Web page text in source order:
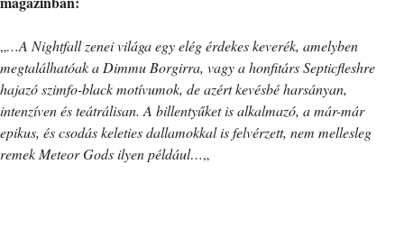
„…A Nightfall zenei világa egy elég érdekes keverék, amelyben
megtalálhatóak a Dimmu Borgirra, vagy a honfitárs Septicfleshre
hajazó szimfo-black motívumok, de azért kevésbé harsányan,
intenzíven és teátrálisan. A billentyűket is alkalmazó, a már-már
epikus, és csodás keleties dallamokkal is felvérzett, nem mellesleg
remek Meteor Gods ilyen például…„